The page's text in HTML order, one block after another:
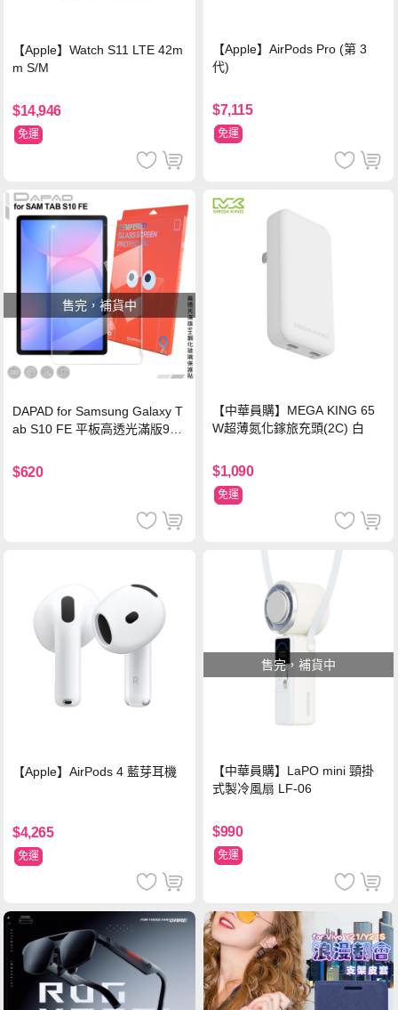
【Apple】Watch S11 LTE 42m
m S/M
$14,946
免運
【Apple】AirPods Pro (第 3
代)
$7,115
免運
售完，補貨中
DAPAD for Samsung Galaxy T
ab S10 FE 平板高透光滿版9H
$620
【中華員購】MEGA KING 65
W超薄氮化鎵旅充頭(2C) 白
$1,090
免運
【Apple】AirPods 4 藍芽耳機
$4,265
免運
售完，補貨中
【中華員購】LaPO mini 頸掛
式製冷風扇 LF-06
$990
免運